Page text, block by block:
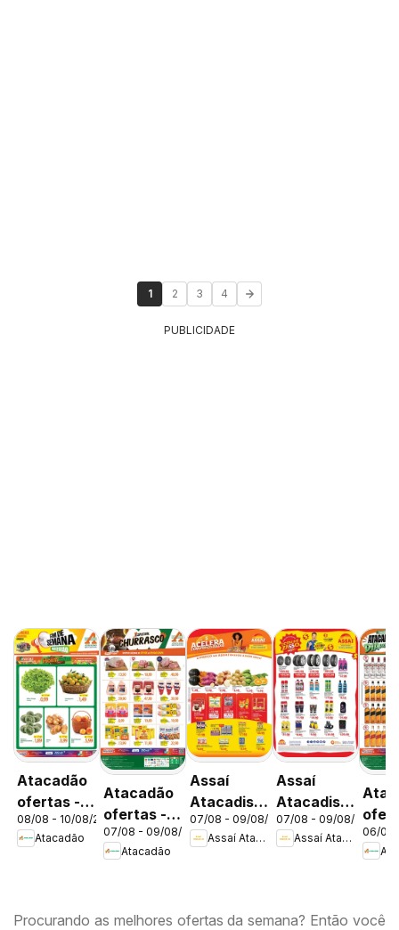
1 2 3 4
PUBLICIDADE
Atacadão
ofertas -
DF
08/08 - 10/08/2026
Atacadão
Atacadão
ofertas -
DF
07/08 - 09/08/2026
Atacadão
Assaí
Atacadista
ofertas -
DF
07/08 - 09/08/2026
Assaí Atacadista
Assaí
Atacadista
ofertas -
DF
07/08 - 09/08/2026
Assaí Atacadista
DF
06/08
Procurando as melhores ofertas da semana? Então você